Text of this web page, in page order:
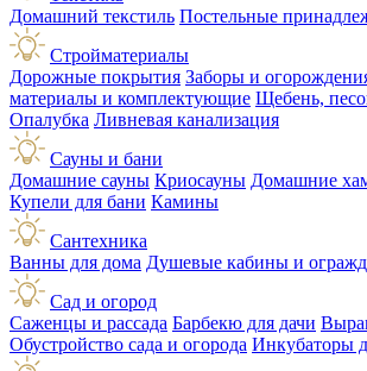
Домашний текстиль Постельные
Стройматериалы
Дорожные покрытия Заборы и
материалы и комплектующие Щебень,
Опалубка Ливневая канализация
Сауны и бани
Домашние сауны Криосауны Домашние
Купели для бани Камины
Сантехника
Ванны для дома Душевые кабины и
Сад и огород
Саженцы и рассада Барбекю для дачи
Обустройство сада и огорода Инкубаторы